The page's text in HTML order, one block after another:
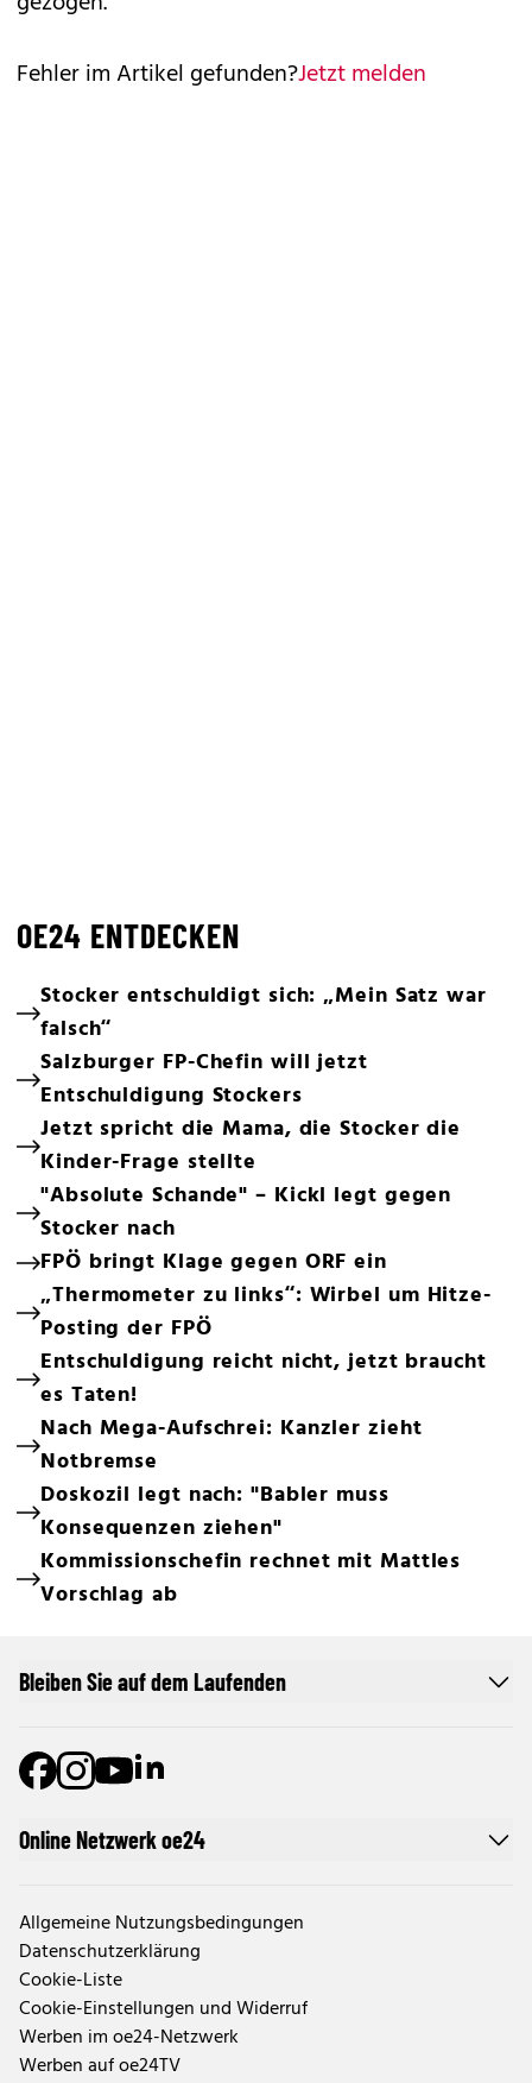
Fehler im Artikel gefunden?Jetzt melden
OE24 ENTDECKEN
Stocker entschuldigt sich: „Mein Satz war
falsch“
Salzburger FP-Chefin will jetzt
Entschuldigung Stockers
Jetzt spricht die Mama, die Stocker die
Kinder-Frage stellte
"Absolute Schande" – Kickl legt gegen
Stocker nach
FPÖ bringt Klage gegen ORF ein
„Thermometer zu links“: Wirbel um Hitze-
Posting der FPÖ
Entschuldigung reicht nicht, jetzt braucht
es Taten!
Nach Mega-Aufschrei: Kanzler zieht
Notbremse
Doskozil legt nach: "Babler muss
Konsequenzen ziehen"
Kommissionschefin rechnet mit Mattles
Vorschlag ab
Online Netzwerk oe24
Allgemeine Nutzungsbedingungen
Datenschutzerklärung
Cookie-Liste
Cookie-Einstellungen und Widerruf
Werben im oe24-Netzwerk
Werben auf oe24TV
Bleiben Sie auf dem Laufenden